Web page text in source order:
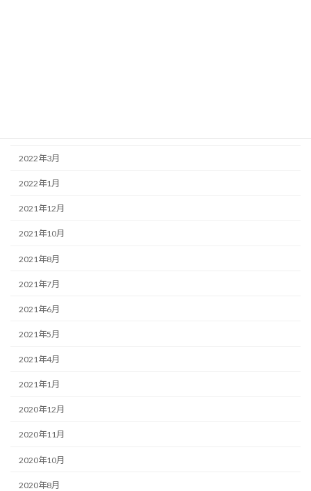
2022年3月
2022年1月
2021年12月
2021年10月
2021年8月
2021年7月
2021年6月
2021年5月
2021年4月
2021年1月
2020年12月
2020年11月
2020年10月
2020年8月